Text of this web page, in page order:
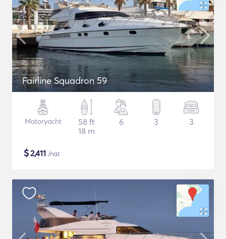
Fairline Squadron 59
Motoryacht
58 ft
18 m
6 3 3
$2,411 /nat